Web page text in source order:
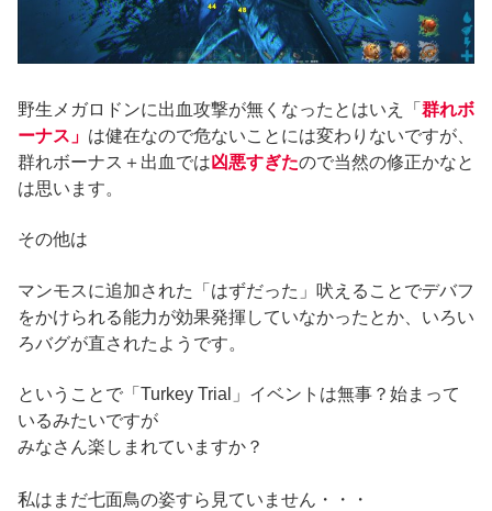
野生メガロドンに出血攻撃が無くなったとはいえ「 群れボ
ーナス」 は健在なので危ないことには変わりないですが、
群れボーナス＋出血では凶悪すぎたので当然の修正かなと
は思います。
その他は
マンモスに追加された「はずだった」吠えることでデバフ
をかけられる能力が効果発揮していなかったとか、いろい
ろバグが直されたようです。
ということで「Turkey Trial」イベントは無事？始まって
いるみたいですが
みなさん楽しまれていますか？
私はまだ七面鳥の姿すら見ていません・・・